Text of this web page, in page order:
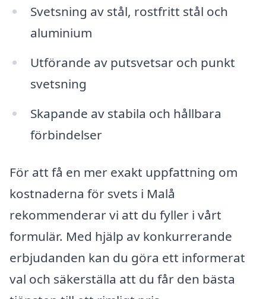
Svetsning av stål, rostfritt stål och
aluminium
Utförande av putsvetsar och punkt
svetsning
Skapande av stabila och hållbara
förbindelser
För att få en mer exakt uppfattning om
kostnaderna för svets i Malå
rekommenderar vi att du fyller i vårt
formulär. Med hjälp av konkurrerande
erbjudanden kan du göra ett informerat
val och säkerställa att du får den bästa